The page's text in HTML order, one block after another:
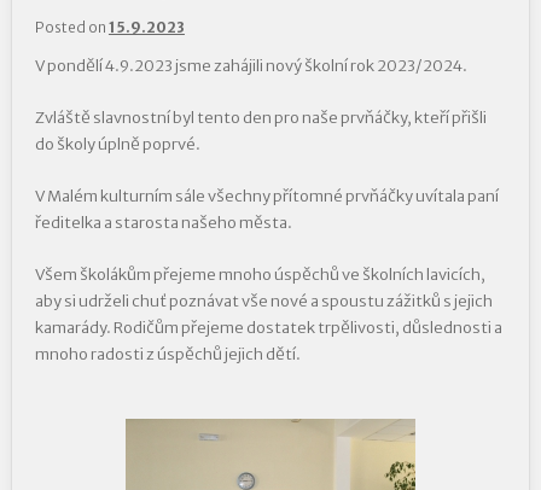
Posted on 15.9.2023
V pondělí 4.9.2023 jsme zahájili nový školní rok 2023/2024.
Zvláště slavnostní byl tento den pro naše prvňáčky, kteří přišli
do školy úplně poprvé.
V Malém kulturním sále všechny přítomné prvňáčky uvítala paní
ředitelka a starosta našeho města.
Všem školákům přejeme mnoho úspěchů ve školních lavicích,
aby si udrželi chuť poznávat vše nové a spoustu zážitků s jejich
kamarády. Rodičům přejeme dostatek trpělivosti, důslednosti a
mnoho radosti z úspěchů jejich dětí.